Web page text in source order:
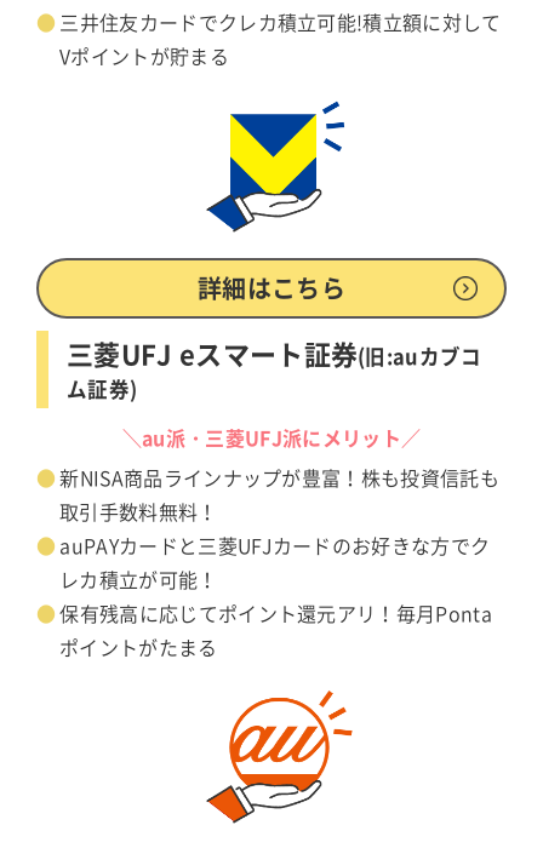
三井住友カードでクレカ積立可能!積立額に対して
Vポイントが貯まる
詳細はこちら
三菱UFJ eスマート証券(旧:auカブコ
ム証券)
＼au派・三菱UFJ派にメリット／
新NISA商品ラインナップが豊富！株も投資信託も
取引手数料無料！
auPAYカードと三菱UFJカードのお好きな方でク
レカ積立が可能！
保有残高に応じてポイント還元アリ！毎月Ponta
ポイントがたまる